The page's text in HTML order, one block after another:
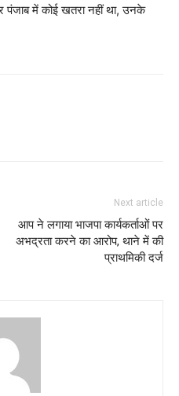
पंजाब में कोई खतरा नहीं था, उनके
Next article
आप ने लगाया भाजपा कार्यकर्ताओं पर
अभद्रता करने का आरोप, थाने में की
प्राथमिकी दर्ज